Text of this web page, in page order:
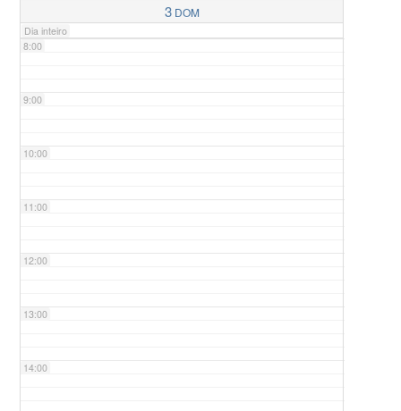
3 DOM
Dia inteiro
8:00
9:00
10:00
11:00
12:00
13:00
14:00